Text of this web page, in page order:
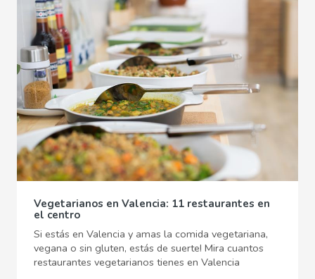
Vegetarianos en Valencia: 11 restaurantes en
el centro
Si estás en Valencia y amas la comida vegetariana,
vegana o sin gluten, estás de suerte! Mira cuantos
restaurantes vegetarianos tienes en Valencia